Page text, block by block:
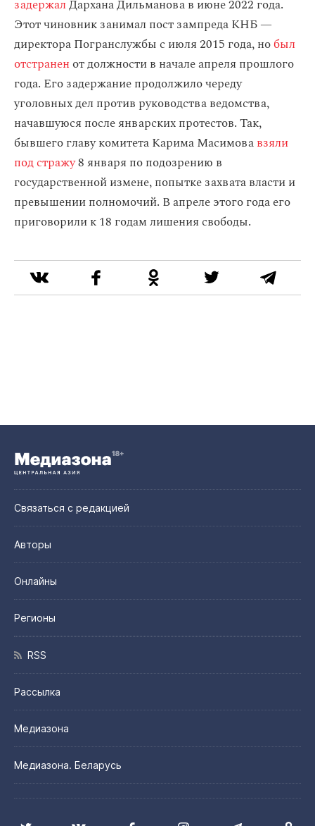
задержалДархана Дильманова в июне 2022 года.
Этот чиновник занимал пост зампреда КНБ —
директора Погранслужбы с июля 2015 года, нобыл
отстранен от должности в начале апреля прошлого
года. Его задержание продолжило череду
уголовных дел против руководства ведомства,
начавшуюся после январских протестов. Так,
бывшего главу комитета Карима Масимовавзяли
под стражу8 января по подозрению в
государственной измене, попытке захвата власти и
превышении полномочий. В апреле этого года его
приговорили к 18 годам лишения свободы.
Связаться с редакцией
Авторы
Онлайны
Регионы
RSS
Рассылка
Медиазона
Медиазона. Беларусь